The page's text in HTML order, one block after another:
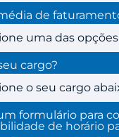
de
cargo?
formulário para
de horário